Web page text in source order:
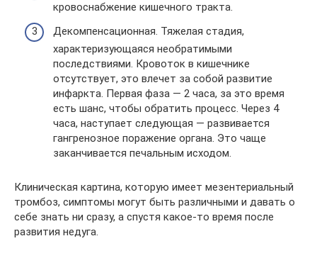
кровоснабжение кишечного тракта.
Декомпенсационная. Тяжелая стадия,
характеризующаяся необратимыми
последствиями. Кровоток в кишечнике
отсутствует, это влечет за собой развитие
инфаркта. Первая фаза — 2 часа, за это время
есть шанс, чтобы обратить процесс. Через 4
часа, наступает следующая — развивается
гангренозное поражение органа. Это чаще
заканчивается печальным исходом.
Клиническая картина, которую имеет мезентериальный
тромбоз, симптомы могут быть различными и давать о
себе знать ни сразу, а спустя какое-то время после
развития недуга.